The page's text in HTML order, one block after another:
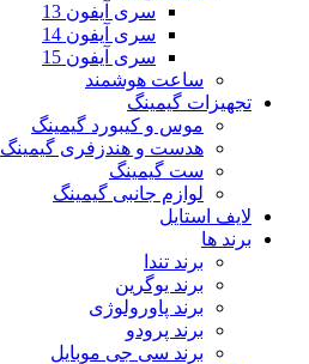
سری آیفون 13
سری آیفون 14
سری آیفون 15
ساعت هوشمند
تجهیزات گیمینگ
موس و کیبورد گیمینگ
هدست و هندزفری گیمینگ
ست گیمینگ
لوازم جانبی گیمینگ
لایف استایل
برند ها
برند تندا
برند یوگرین
برند پاورولوژی
برند پرودو
برند سی جی موبایل